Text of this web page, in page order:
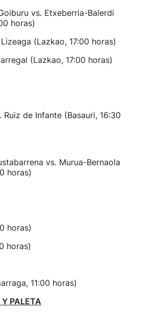
vs. Etxeberria-Balerdi
horas)
(Lazkao, 17:00 horas)
(Lazkao, 17:00 horas)
Ruiz de Infante (Basauri, 16:30
vs. Murua-Bernaola
horas)
horas)
horas)
11:00 horas)
PALETA